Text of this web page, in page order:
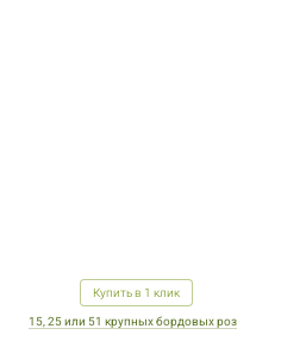
Купить в 1 клик
15, 25 или 51 крупных бордовых роз